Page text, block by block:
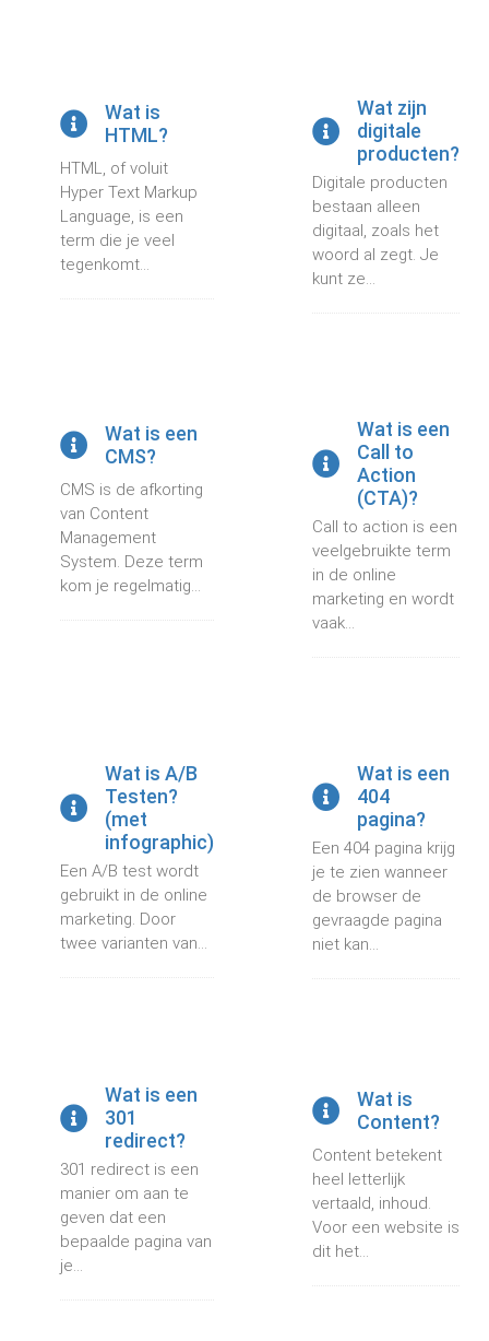
Wat is
HTML?
HTML, of voluit
Hyper Text Markup
Language, is een
term die je veel
tegenkomt...
Wat zijn
digitale
producten?
Digitale producten
bestaan alleen
digitaal, zoals het
woord al zegt. Je
kunt ze...
Wat is een
CMS?
CMS is de afkorting
van Content
Management
System. Deze term
kom je regelmatig...
Wat is een
Call to
Action
(CTA)?
Call to action is een
veelgebruikte term
in de online
marketing en wordt
vaak...
Wat is A/B
Testen?
(met
infographic)
Een A/B test wordt
gebruikt in de online
marketing. Door
twee varianten van...
Wat is een
404
pagina?
Een 404 pagina krijg
je te zien wanneer
de browser de
gevraagde pagina
niet kan...
Wat is een
301
redirect?
301 redirect is een
manier om aan te
geven dat een
bepaalde pagina van
je...
Wat is
Content?
Content betekent
heel letterlijk
vertaald, inhoud.
Voor een website is
dit het...